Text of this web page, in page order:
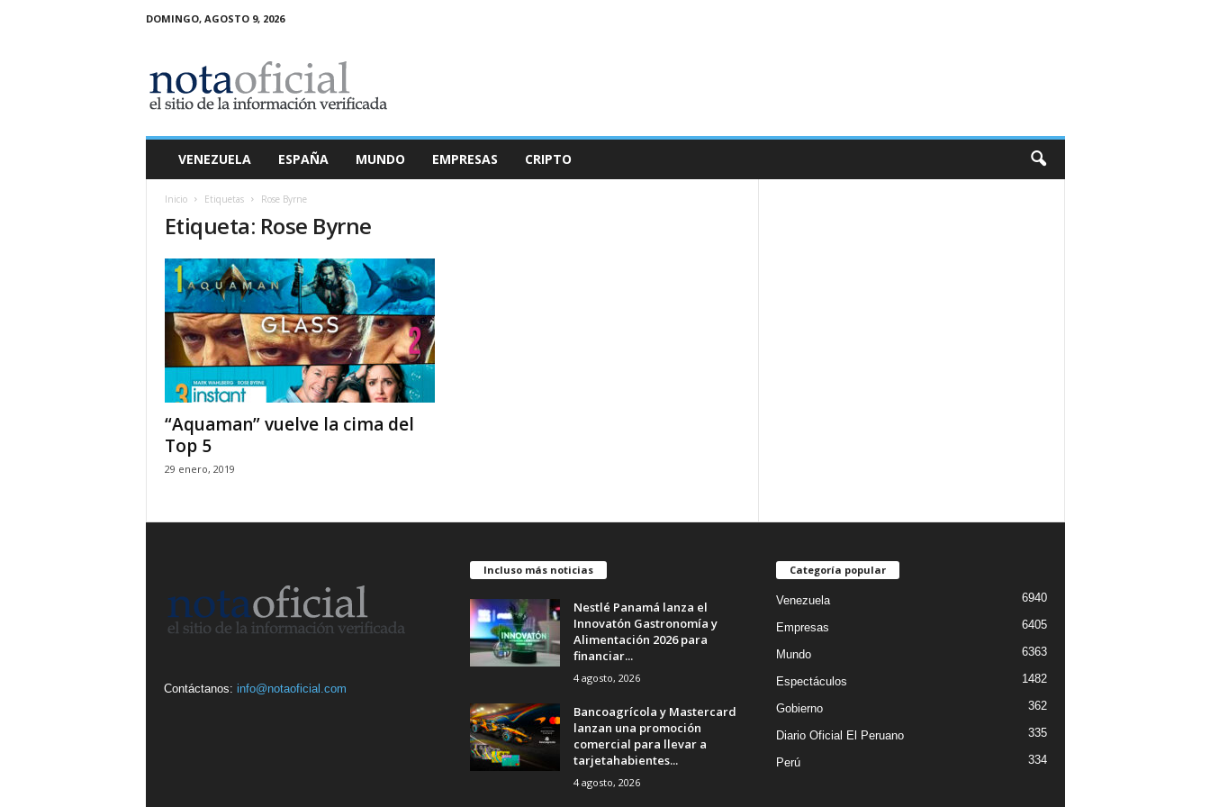
DOMINGO, AGOSTO 9, 2026
a
O
VENEZUELA ESPAÑA MUNDO EMPRESAS CRIPTO
Inicio Etiquetas Rose Byrne
Etiqueta: Rose Byrne
“Aquaman” vuelve la cima del
Top 5
29 enero, 2019
Contáctanos: info@notaoficial.com
Incluso más noticias
Nestlé Panamá lanza el
Innovatón Gastronomía y
Alimentación 2026 para
financiar...
4 agosto, 2026
Bancoagrícola y Mastercard
lanzan una promoción
comercial para llevar a
tarjetahabientes...
4 agosto, 2026
Categoría popular
Venezuela 6940
Empresas 6405
Mundo 6363
Espectáculos 1482
Gobierno 362
Diario Oficial El Peruano 335
Perú 334